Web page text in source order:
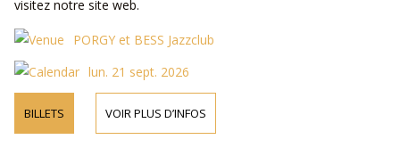
visitez notre site web.
PORGY et BESS Jazzclub
lun. 21 sept. 2026
BILLETS VOIR PLUS D’INFOS